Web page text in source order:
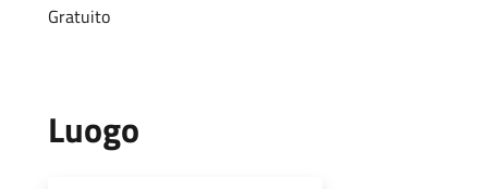
Gratuito
Luogo